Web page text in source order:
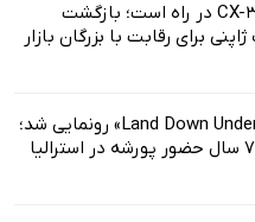
نسل جدید مزدا CX-3 در راه است؛ بازگشت
برای رقابت با بزرگان بازار
پورشه 911 ویژه «Land Down Under» رونمایی شد؛